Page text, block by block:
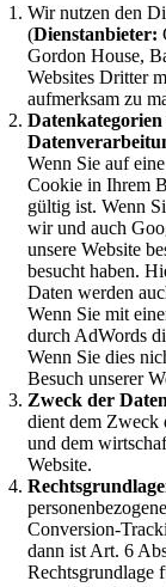
Wir nutzen den
(Dienstanbieter:
Gordon House,
Websites Dritter
aufmerksam zu
Wenn Sie auf
Cookie in Ihrem
gültig ist. Wenn
wir und auch
unsere Website
besucht haben.
Daten werden
Wenn Sie mit
durch AdWords
Wenn Sie dies
Besuch unserer
Zweck der
dient dem Zweck
und dem
Website.
Conversion-
dann ist Art. 6
Rechtsgrundlage